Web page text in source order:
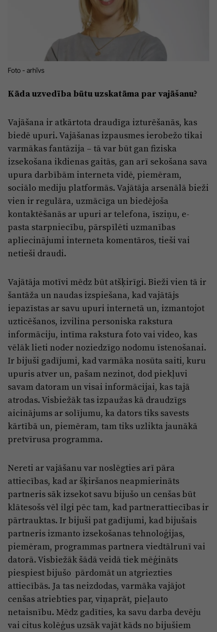
Kontakti
Reklāma
Pārredzamības paziņojumi
Sludinājumi
Foto - arhīvs
Kāda uzvedība būtu uzskatāma par vajāšanu?
Vajāšana ir atkārtota draudīga izturēšanās, kas
biedē upuri. Vajāšanas izpausmes ierobežo tikai
varmākas fantāzija – tā var būt gan fiziska
izsekošana ikdienas gaitās, gan arī sekošana sava
upura darbībām interneta vidē, piemēram,
sociālo mediju platformās. Vajātāja arsenālā bieži
vien ir regulāra, uzmācīga un biedējoša
kontaktēšanās ar upuri ar telefona, īsziņu, e-
pasta starpniecību, pārspīlēti uzmanības
apliecinājumi interneta komentāros, tieši vai
netieši draudi.
Vajātāja motīvi mēdz būt atšķirīgi. Bieži vien tā ir
šantāža un naudas izspiešana, kad vajātājs
iepazīstas ar savu upuri internetā un, izmantojot
uzticēšanos, izvilina personiska rakstura
informāciju, intīma rakstura foto vai video, kas
vēlāk lieti noder noziedzīgo nodomu īstenošanai.
Ir bijuši gadījumi, kad varmāka nosūta saiti, kuru
upuris atver un, pašam nezinot, dod piekļuvi
savam datoram un visai informācijai, kas tajā
atrodas. Visbiežāk tas izpaužas kā draudzīgs
aicinājums ar solījumu, ka dators tiks savests
kārtībā un, piemēram, tam tiks uzlikta jaunākā
pretvīrusa programma.
Nereti ar vajāšanu var noslēgties arī pāra
attiecības, kad ar šķiršanos neapmierināts
partneris sāk izsekot savu bijušo un cenšas būt
klātesošs vēl ilgi pēc tam, kad partnerattiecības ir
pārtrauktas. Ir bijuši pat gadījumi, kad bijušais
partneris izmanto izsekošanas tehnoloģijas,
piemēram, programmas partnera viedtālrunī vai
datorā. Visbiežāk šādā veidā tiek mēģināts
piespiest bijušo pārdomāt un atgriezties
attiecībās. Ja tas neizdodas, varmāka vajājot
cenšas atriebties par, viņaprāt, pieļauto
netaisnību. Mēdz gadīties, ka savu darba devēju
vai citus kolēģus uzsāk vajāt kāds no bijušiem